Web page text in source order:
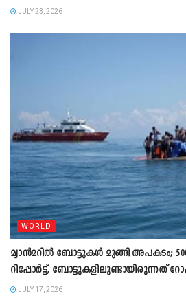
JULY 23, 2026
WORLD
മ്യാൻമറിൽ ബോട്ടുകള്‍ മുങ്ങി അപകടം; 500
റിപ്പോര്‍ട്ട്, ബോട്ടുകളിലുണ്ടായിരുന്നത്
JULY 17, 2026